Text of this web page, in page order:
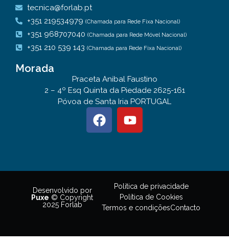
tecnica@forlab.pt
+351 219534979 (Chamada para Rede Fixa Nacional)
+351 968707040 (Chamada para Rede Móvel Nacional)
+351 210 539 143 (Chamada para Rede Fixa Nacional)
Morada
Praceta Anibal Faustino
2 – 4º Esq Quinta da Piedade 2625-161
Póvoa de Santa Iria PORTUGAL
Desenvolvido por
Puxe © Copyright
2025 Forlab
Politica de privacidade
Política de Cookies
Termos e condiçõesContacto